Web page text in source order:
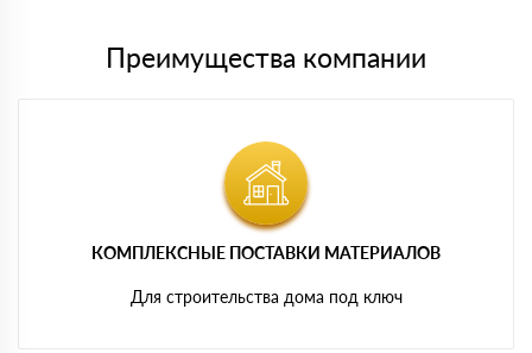
Преимущества компании
КОМПЛЕКСНЫЕ ПОСТАВКИ МАТЕРИАЛОВ
Для строительства дома под ключ